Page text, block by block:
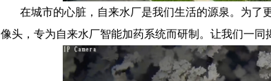
在城市的心脏，自来水厂是我们生活的源泉。为了
像头，专为自来水厂智能加药系统而研制。让我们一同